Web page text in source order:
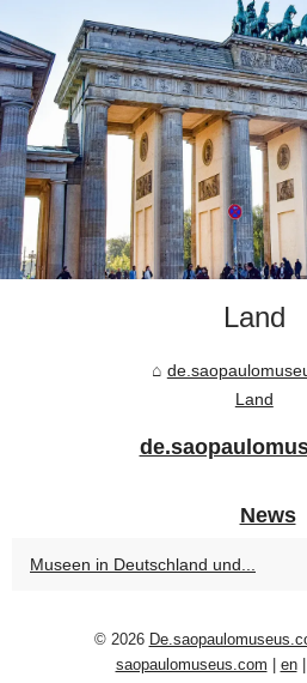
Land
Land
News
Museen in Deutschland und...
© 2026
saopaulomuseus.com
en|